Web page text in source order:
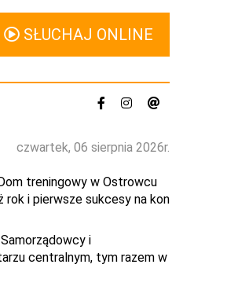
SŁUCHAJ ONLINE
czwartek, 06 sierpnia 2026r.
treningowy w Ostrowcu
rok i pierwsze sukcesy na kon
Samorządowcy i
centralnym, tym razem w